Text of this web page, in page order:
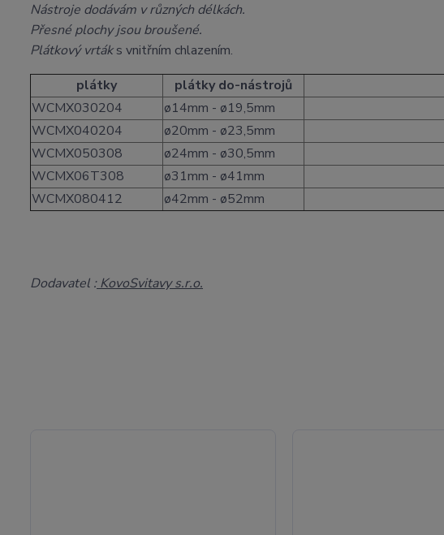
Nástroje dodávám v různých délkách.
Přesné plochy jsou broušené.
Plátkový vrtáks vnitřním chlazením.
plátky
plátky do-nástrojů
WCMX030204
ø14mm - ø19,5mm
WCMX040204
ø20mm - ø23,5mm
WCMX050308
ø24mm - ø30,5mm
WCMX06T308
ø31mm - ø41mm
WCMX080412
ø42mm - ø52mm
Dodavatel :KovoSvitavy s.r.o.